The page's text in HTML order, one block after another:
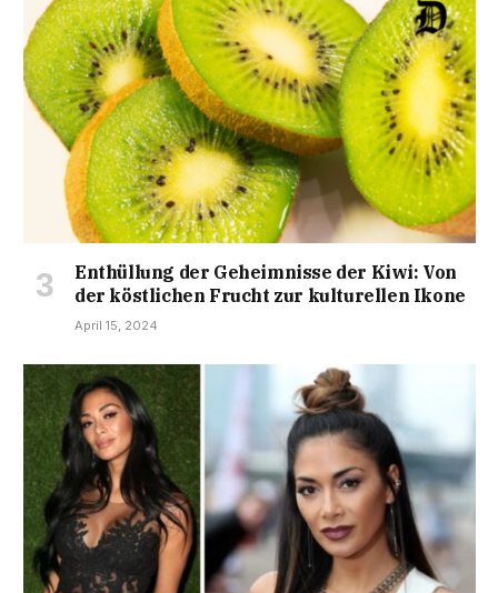
Enthüllung der Geheimnisse der Kiwi: Von
der köstlichen Frucht zur kulturellen Ikone
April 15, 2024